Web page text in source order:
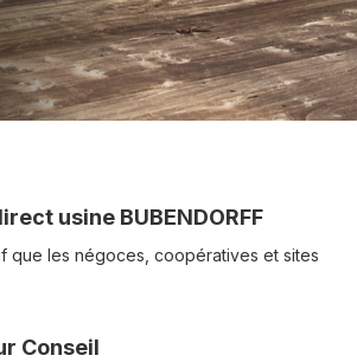
usine BUBENDORFF
que les négoces, coopératives et sites
Conseil